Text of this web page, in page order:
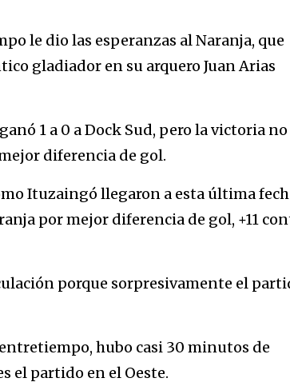
le dio las esperanzas al Naranja, que
gladiador en su arquero Juan Arias
1 a 0 a Dock Sud, pero la victoria no
diferencia de gol.
Ituzaingó llegaron a esta última
por mejor diferencia de gol, +11
porque sorpresivamente el
hubo casi 30 minutos de
el partido en el Oeste.